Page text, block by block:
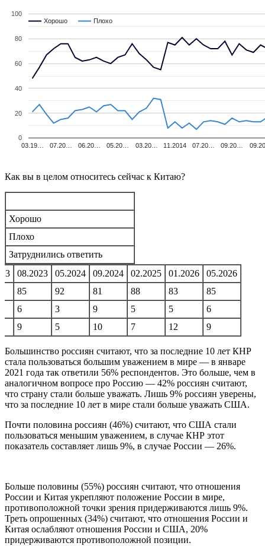
03.19… 07.20… 06.20… 05.20… 03.20… 11.2014 07.20… 09.20…
0
20
40
60
80
100
Хорошо
Хорошо Плохо
Плохо
Как вы в целом относитесь сейчас к Китаю?
Хорошо
Плохо
Затруднились ответить
08.2023 05.2024 09.2024 02.2025 01.2026
05.2026
85
92 81 88 83
85
6
3 9 5 5
6
9
5 10 7 12 9
Большинство россиян считают, что за последние 10 лет КНР
стала пользоваться большим уважением в мире — в январе
2021 года так ответили 56% респондентов. Это больше, чем в
аналогичном вопросе про Россию — 42% россиян считают,
что страну стали больше уважать. Лишь 9% россиян уверены,
что за последние 10 лет в мире стали больше уважать США.
Почти половина россиян (46%) считают, что США стали
пользоваться меньшим уважением, в случае КНР этот
показатель составляет лишь 9%, в случае России — 26%.
Больше половины (55%) россиян считают, что отношения
России и Китая укрепляют положение России в мире,
противоположной точки зрения придерживаются лишь 9%.
Треть опрошенных (34%) считают, что отношения России и
Китая ослабляют отношения России и США, 20%
придерживаются противоположной позиции.